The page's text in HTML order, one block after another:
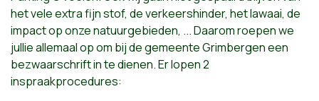
het vele extra fijn stof, de verkeershinder, het lawaai, de
impact op onze natuurgebieden, ... Daarom roepen we
jullie allemaal op om bij de gemeente Grimbergen een
bezwaarschrift in te dienen. Er lopen 2
inspraakprocedures: